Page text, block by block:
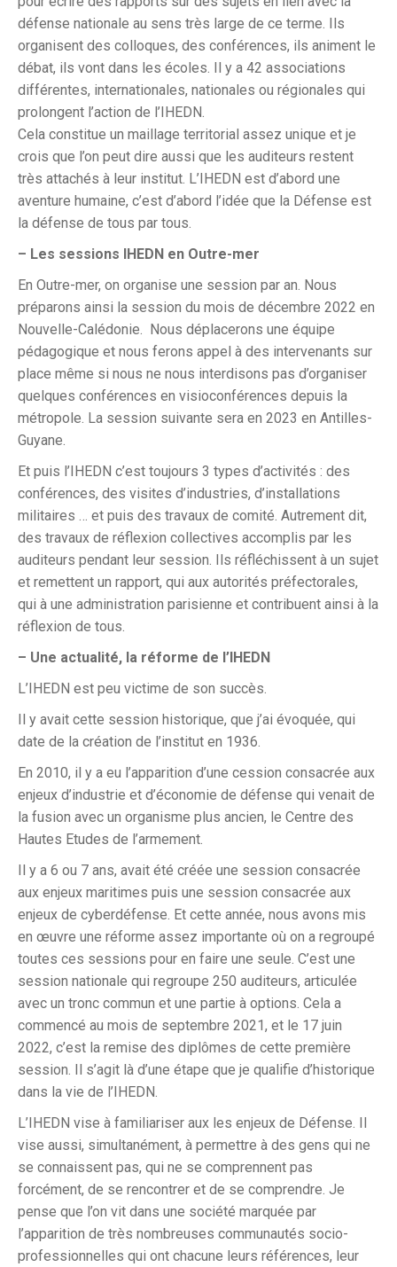
défense nationale au sens très large de ce terme. Ils
organisent des colloques, des conférences, ils animent le
débat, ils vont dans les écoles. Il y a 42 associations
différentes, internationales, nationales ou régionales qui
prolongent l’action de l’IHEDN.
Cela constitue un maillage territorial assez unique et je
crois que l’on peut dire aussi que les auditeurs restent
très attachés à leur institut. L’IHEDN est d’abord une
aventure humaine, c’est d’abord l’idée que la Défense est
la défense de tous par tous.
– Les sessions IHEDN en Outre-mer
En Outre-mer, on organise une session par an. Nous
préparons ainsi la session du mois de décembre 2022 en
Nouvelle-Calédonie. Nous déplacerons une équipe
pédagogique et nous ferons appel à des intervenants sur
place même si nous ne nous interdisons pas d’organiser
quelques conférences en visioconférences depuis la
métropole. La session suivante sera en 2023 en Antilles-
Guyane.
Et puis l’IHEDN c’est toujours 3 types d’activités : des
conférences, des visites d’industries, d’installations
militaires … et puis des travaux de comité. Autrement dit,
des travaux de réflexion collectives accomplis par les
auditeurs pendant leur session. Ils réfléchissent à un sujet
et remettent un rapport, qui aux autorités préfectorales,
qui à une administration parisienne et contribuent ainsi à la
réflexion de tous.
– Une actualité, la réforme de l’IHEDN
L’IHEDN est peu victime de son succès.
Il y avait cette session historique, que j’ai évoquée, qui
date de la création de l’institut en 1936.
En 2010, il y a eu l’apparition d’une cession consacrée aux
enjeux d’industrie et d’économie de défense qui venait de
la fusion avec un organisme plus ancien, le Centre des
Hautes Etudes de l’armement.
Il y a 6 ou 7 ans, avait été créée une session consacrée
aux enjeux maritimes puis une session consacrée aux
enjeux de cyberdéfense. Et cette année, nous avons mis
en œuvre une réforme assez importante où on a regroupé
toutes ces sessions pour en faire une seule. C’est une
session nationale qui regroupe 250 auditeurs, articulée
avec un tronc commun et une partie à options. Cela a
commencé au mois de septembre 2021, et le 17 juin
2022, c’est la remise des diplômes de cette première
session. Il s’agit là d’une étape que je qualifie d’historique
dans la vie de l’IHEDN.
L’IHEDN vise à familiariser aux les enjeux de Défense. Il
vise aussi, simultanément, à permettre à des gens qui ne
se connaissent pas, qui ne se comprennent pas
forcément, de se rencontrer et de se comprendre. Je
pense que l’on vit dans une société marquée par
l’apparition de très nombreuses communautés socio-
professionnelles qui ont chacune leurs références, leur